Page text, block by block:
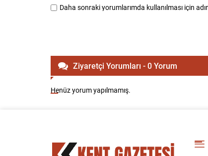
Daha sonraki yorumlarımda kullanılması için
Ziyaretçi Yorumları - 0 Yorum
Henüz yorum yapılmamış.